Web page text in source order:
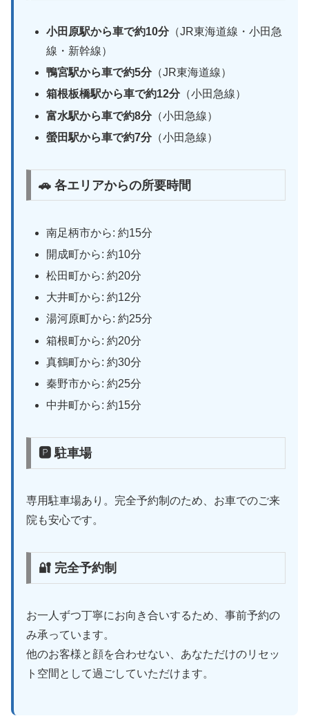
小田原駅から車で約10分（JR東海道線・小田急
線・新幹線）
鴨宮駅から車で約5分（JR東海道線）
箱根板橋駅から車で約12分（小田急線）
富水駅から車で約8分（小田急線）
螢田駅から車で約7分（小田急線）
🚗 各エリアからの所要時間
南足柄市から: 約15分
開成町から: 約10分
松田町から: 約20分
大井町から: 約12分
湯河原町から: 約25分
箱根町から: 約20分
真鶴町から: 約30分
秦野市から: 約25分
中井町から: 約15分
🅿 駐車場
専用駐車場あり。完全予約制のため、お車でのご来
院も安心です。
🔐 完全予約制
お一人ずつ丁寧にお向き合いするため、事前予約の
み承っています。
他のお客様と顔を合わせない、あなただけのリセッ
ト空間として過ごしていただけます。